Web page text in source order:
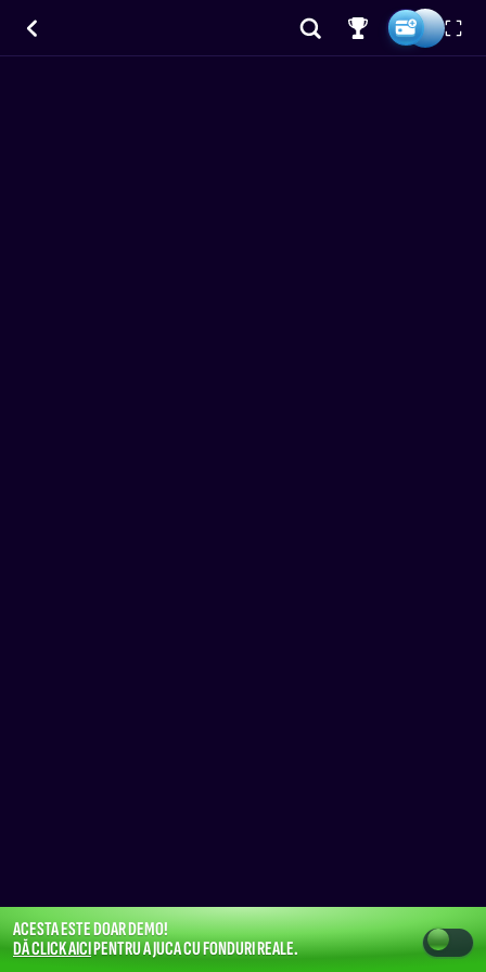
ACESTA ESTE DOAR DEMO!
DĂ CLICK AICIPENTRU A JUCA CU FONDURI REALE.